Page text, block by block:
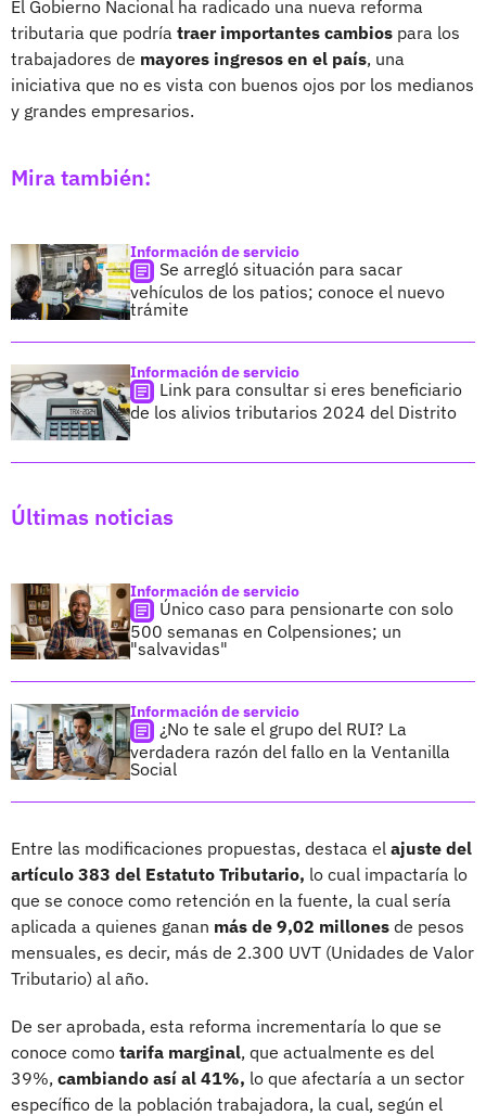
El Gobierno Nacional ha radicado una nueva reforma
tributaria que podría traer importantes cambios para los
trabajadores de mayores ingresos en el país, una
iniciativa que no es vista con buenos ojos por los medianos
y grandes empresarios.
Mira también:
Información de servicio
Se arregló situación para sacar
vehículos de los patios; conoce el nuevo
trámite
Información de servicio
Link para consultar si eres beneficiario
de los alivios tributarios 2024 del Distrito
Últimas noticias
Información de servicio
Único caso para pensionarte con solo
500 semanas en Colpensiones; un
"salvavidas"
Información de servicio
¿No te sale el grupo del RUI? La
verdadera razón del fallo en la Ventanilla
Social
Entre las modificaciones propuestas, destaca el ajuste del
artículo 383 del Estatuto Tributario, lo cual impactaría lo
que se conoce como retención en la fuente, la cual sería
aplicada a quienes ganan más de 9,02 millones de pesos
mensuales, es decir, más de 2.300 UVT (Unidades de Valor
Tributario) al año.
De ser aprobada, esta reforma incrementaría lo que se
conoce como tarifa marginal, que actualmente es del
39%, cambiando así al 41%, lo que afectaría a un sector
específico de la población trabajadora, la cual, según el